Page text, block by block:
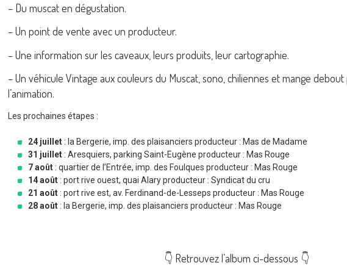
– Du muscat en dégustation.
– Un point de vente avec un producteur.
– Une information sur les caveaux, leurs produits, leur cartographie.
– Un véhicule Vintage aux couleurs du Muscat, sono, chiliennes et mange
l’animation.
Les prochaines étapes :
24 juillet : la Bergerie, imp. des plaisanciers producteur : Mas de Madame
31 juillet : Aresquiers, parking Saint-Eugène producteur : Mas Rouge
7 août : quartier de l’Entrée, imp. des Foulques producteur : Mas Rouge
14 août : port rive ouest, quai Alary producteur : Syndicat du cru
21 août : port rive est, av. Ferdinand-de-Lesseps producteur : Mas Rouge
28 août : la Bergerie, imp. des plaisanciers producteur : Mas Rouge
👇 Retrouvez l’album ci-dessous 👇